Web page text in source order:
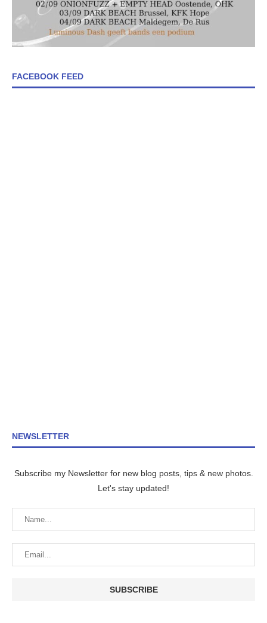
FACEBOOK FEED
NEWSLETTER
Subscribe my Newsletter for new blog posts, tips & new photos.
Let's stay updated!